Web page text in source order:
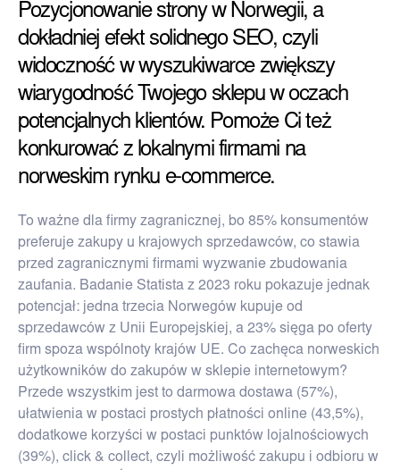
Pozycjonowanie strony w Norwegii, a
dokładniej efekt solidnego SEO, czyli
widoczność w wyszukiwarce zwiększy
wiarygodność Twojego sklepu w oczach
potencjalnych klientów. Pomoże Ci też
konkurować z lokalnymi firmami na
norweskim rynku e-commerce.
To ważne dla firmy zagranicznej, bo 85% konsumentów
preferuje zakupy u krajowych sprzedawców, co stawia
przed zagranicznymi firmami wyzwanie zbudowania
zaufania. Badanie Statista z 2023 roku pokazuje jednak
potencjał: jedna trzecia Norwegów kupuje od
sprzedawców z Unii Europejskiej, a 23% sięga po oferty
firm spoza wspólnoty krajów UE. Co zachęca norweskich
użytkowników do zakupów w sklepie internetowym?
Przede wszystkim jest to darmowa dostawa (57%),
ułatwienia w postaci prostych płatności online (43,5%),
dodatkowe korzyści w postaci punktów lojalnościowych
(39%), click & collect, czyli możliwość zakupu i odbioru w